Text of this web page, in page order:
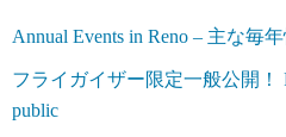
Annual Events in Reno – 主な毎
フライガイザー限定一般公開！
public